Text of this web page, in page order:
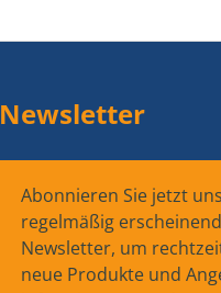
Newsletter
Abonnieren Sie jetzt
regelmäßig
Newsletter, um
neue Produkte und